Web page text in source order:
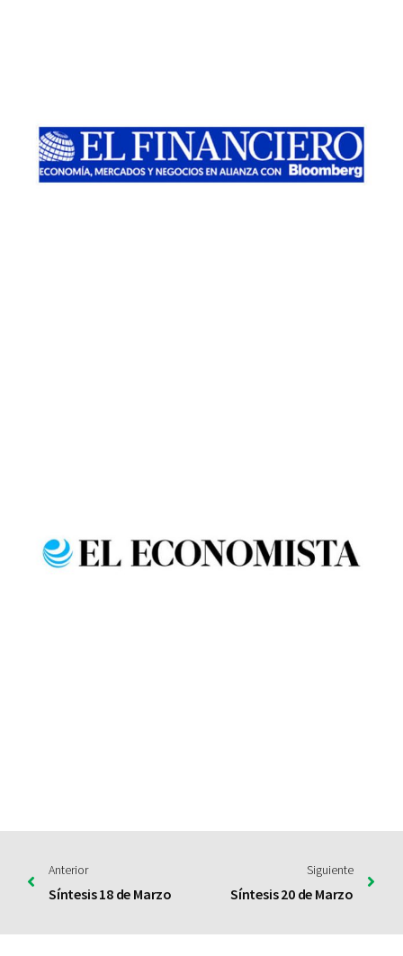
Anterior
Síntesis 18 de Marzo
Siguiente
Síntesis 20 de Marzo